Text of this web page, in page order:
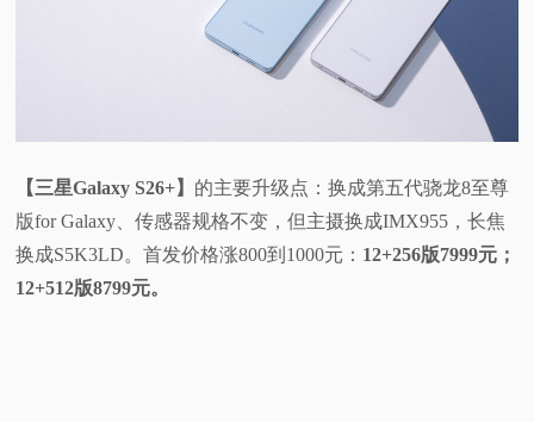
【三星Galaxy S26+】 的主要升级点：换成第五代骁龙8至尊
版for Galaxy、传感器规格不变，但主摄换成IMX955，长焦
换成S5K3LD。首发价格涨800到1000元： 12+256版7999元；
12+512版8799元。